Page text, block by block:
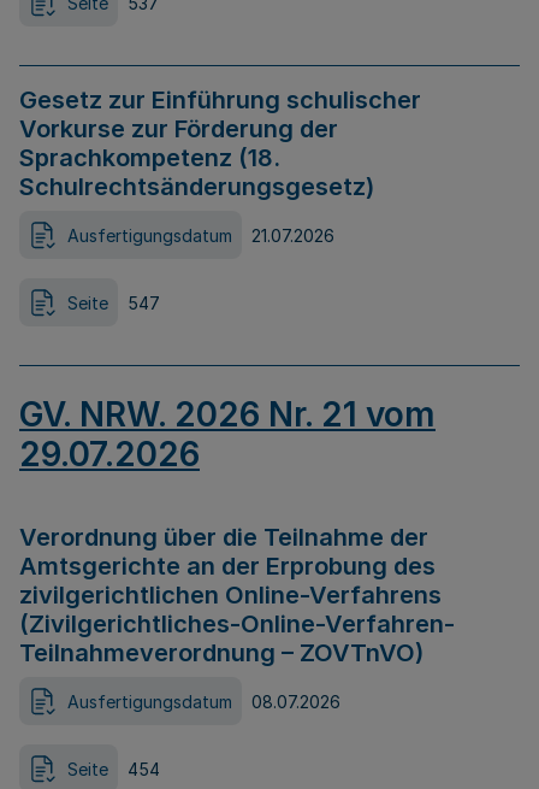
Gesetz zur Einführung schulischer
Vorkurse zur Förderung der
Sprachkompetenz (18.
Schulrechtsänderungsgesetz)
Ausfertigungsdatum 21.07.2026
Seite 547
GV. NRW. 2026 Nr. 21 vom
29.07.2026
Verordnung über die Teilnahme der
Amtsgerichte an der Erprobung des
zivilgerichtlichen Online-Verfahrens
(Zivilgerichtliches-Online-Verfahren-
Teilnahmeverordnung – ZOVTnVO)
Ausfertigungsdatum 08.07.2026
Seite 454